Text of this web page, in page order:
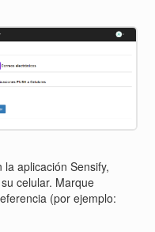
la aplicación Sensify,
celular. Marque
(por ejemplo: